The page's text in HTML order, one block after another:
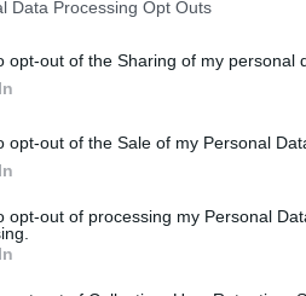
Data Processing Opt Outs
opt-out of the Sharing of my personal
opt-out of the Sale of my Personal
opt-out of processing my Personal
οι αστυνομικοί της
αναβάτη, ενώ γνωρίζουν τα